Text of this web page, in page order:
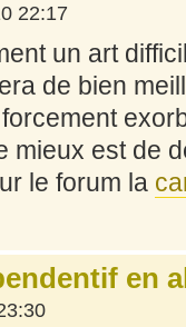
22:17
un art
de bien
mieux est de
le forum la
en